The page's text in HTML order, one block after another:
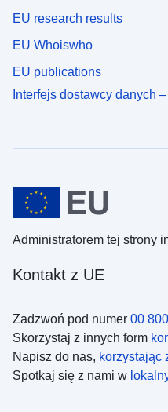
EU research results
EU Whoiswho
EU publications
Interfejs dostawcy danych
Administratorem tej strony
Kontakt z UE
Zadzwoń pod numer 00
Skorzystaj z innych form
Napisz do nas, korzystając
Spotkaj się z nami w